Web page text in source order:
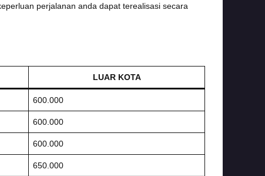
perjalanan anda dapat terealisasi secara
LUAR KOTA
600.000
600.000
600.000
650.000